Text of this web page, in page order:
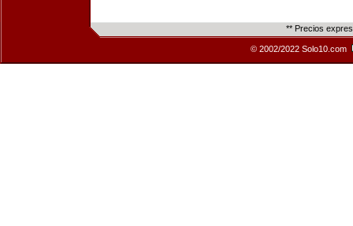
** Precios
© 2002/2022 Solo10.com